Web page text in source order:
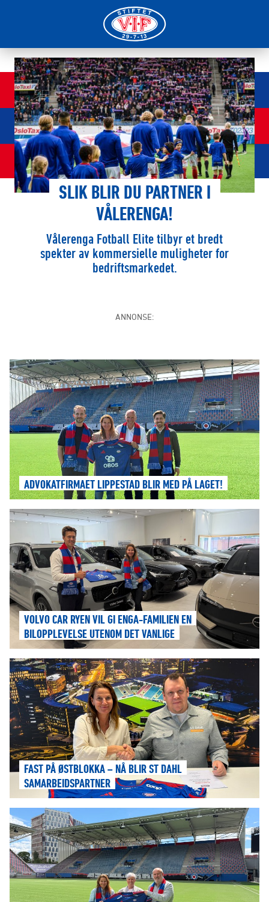
SLIK BLIR DU PARTNER I
VÅLERENGA!
Vålerenga Fotball Elite tilbyr et bredt
spekter av kommersielle muligheter for
bedriftsmarkedet.
ANNONSE:
ADVOKATFIRMAET LIPPESTAD BLIR MED PÅ LAGET!
VOLVO CAR RYEN VIL GI ENGA-FAMILIEN EN
BILOPPLEVELSE UTENOM DET VANLIGE
FAST PÅ ØSTBLOKKA – NÅ BLIR ST DAHL
SAMARBEIDSPARTNER